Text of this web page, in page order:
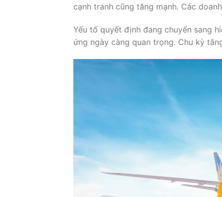
cạnh tranh cũng tăng mạnh. Các
Yếu tố quyết định đang chuyển sang
ứng ngày càng quan trọng. Chu kỳ